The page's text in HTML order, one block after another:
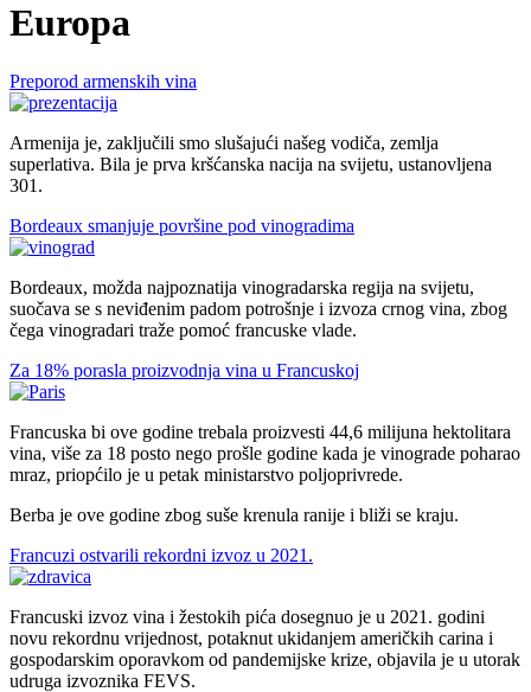
Europa
Preporod armenskih vina
Armenija je, zaključili smo slušajući našeg vodiča, zemlja
superlativa. Bila je prva kršćanska nacija na svijetu, ustanovljena
301.
Bordeaux smanjuje površine pod vinogradima
Bordeaux, možda najpoznatija vinogradarska regija na svijetu,
suočava se s neviđenim padom potrošnje i izvoza crnog vina, zbog
čega vinogradari traže pomoć francuske vlade.
Za 18% porasla proizvodnja vina u Francuskoj
Francuska bi ove godine trebala proizvesti 44,6 milijuna hektolitara
vina, više za 18 posto nego prošle godine kada je vinograde poharao
mraz, priopćilo je u petak ministarstvo poljoprivrede.
Berba je ove godine zbog suše krenula ranije i bliži se kraju.
Francuzi ostvarili rekordni izvoz u 2021.
Francuski izvoz vina i žestokih pića dosegnuo je u 2021. godini
novu rekordnu vrijednost, potaknut ukidanjem američkih carina i
gospodarskim oporavkom od pandemijske krize, objavila je u utorak
udruga izvoznika FEVS.